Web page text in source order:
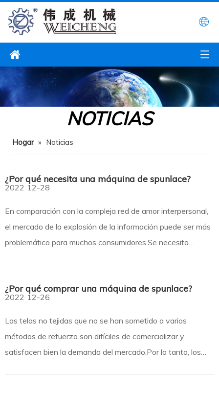
NOTICIAS
Hogar » Noticias
¿Por qué necesita una máquina de spunlace?
En comparación con la compleja red de amor interpersonal,
el mercado de la explosión de la información puede ser más
problemático para muchos consumidores.Se necesita
¿por qué los consumidores compran máquinas de encaje
2022 12-28
¿Por qué comprar una máquina de spunlace?
Las telas no tejidas que no se han sometido a varios
métodos de refuerzo son difíciles de comercializar y
satisfacen bien la demanda del mercado.Por lo tanto, los
2022 12-26